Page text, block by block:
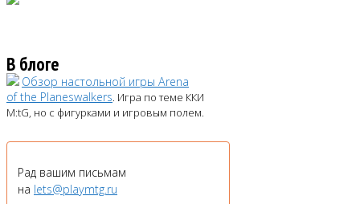
В блоге
Обзор настольной игры Arena
of the Planeswalkers. Игра по теме ККИ
M:tG, но с фигурками и игровым полем.
Рад вашим письмам
на lets@playmtg.ru